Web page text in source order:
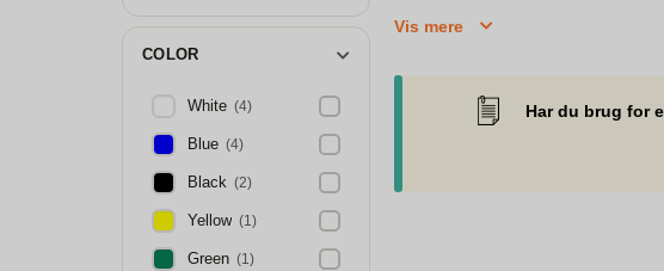
COLOR
White (4)
Blue (4)
Black (2)
Yellow (1)
Green (1)
millimeter, men fdm anbefaler at
det er derfor vigtigt at tjekke
hjælper med at vurdere, hvornår
kan ses over dækket, er
lovkravet kan være farlig. Ved 3
Brug en dækmønstermåler til
ved 3 og 4 mm bør udskiftes for
Vis mere
Har du brug for